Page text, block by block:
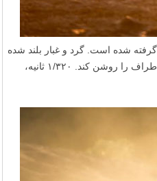
گرفته شده است. گرد و غبار بلند شده
توسط گله فیل یک قلمرو جادویی برای نور ایجاد کرده است تا محیط اطراف را روشن کند. ۱/۳۲۰ ثانیه،